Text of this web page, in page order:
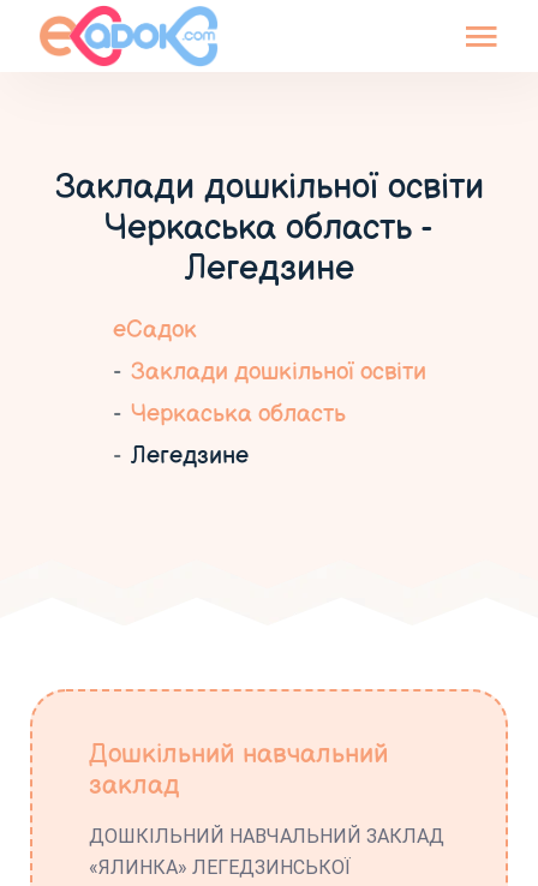
Заклади дошкільної освіти
Черкаська область -
Легедзине
еСадок
Заклади дошкільної освіти
Черкаська область
Легедзине
Дошкільний навчальний
заклад
ДОШКІЛЬНИЙ НАВЧАЛЬНИЙ ЗАКЛАД
«ЯЛИНКА» ЛЕГЕДЗИНСЬКОЇ